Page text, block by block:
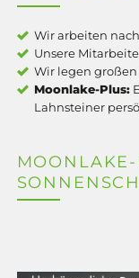
Wir arbeiten
Unsere
Wir legen
Moonlake-Plus:
Lahnsteiner